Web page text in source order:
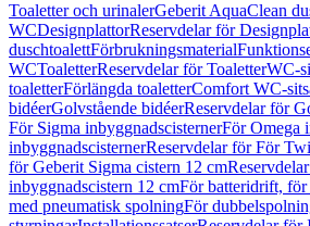
Toaletter och urinalerGeberit AquaClean
WCDesignplattorReservdelar för
duschtoalettFörbrukningsmaterial
WCToaletterReservdelar för ToaletterWC-
toaletterFörlängda toaletterComfort WC-
bidéerGolvstående bidéerReservdelar för
För Sigma inbyggnadscisternerFör Omega
inbyggnadscisternerReservdelar för För
för Geberit Sigma cistern 12 cm
inbyggnadscistern 12 cmFör batteridrift, för
med pneumatisk spolningFör